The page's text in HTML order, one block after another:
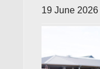
19 June 2026